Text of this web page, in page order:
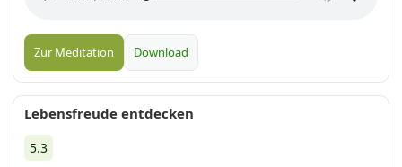
Zur Meditation Download
Lebensfreude entdecken
5.3